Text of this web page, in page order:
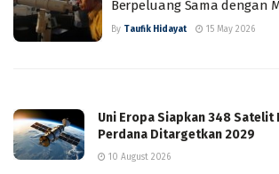
Berpeluang Sama dengan
By Taufik Hidayat 15 May 2026
Uni Eropa Siapkan 348 Satelit
Perdana Ditargetkan 2029
10 August 2026